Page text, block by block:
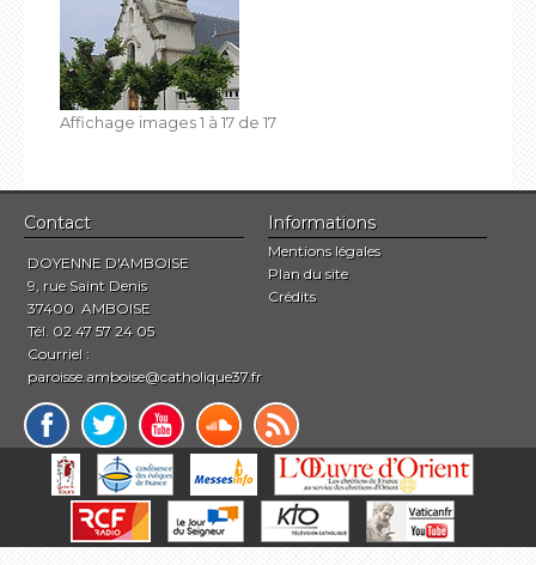
Affichage images 1 à 17 de 17
Contact
DOYENNE D'AMBOISE
9, rue Saint Denis
37400 AMBOISE
Tél. 02 47 57 24 05
Courriel :
paroisse.amboise@catholique37.fr
Informations
Mentions légales
Plan du site
Crédits